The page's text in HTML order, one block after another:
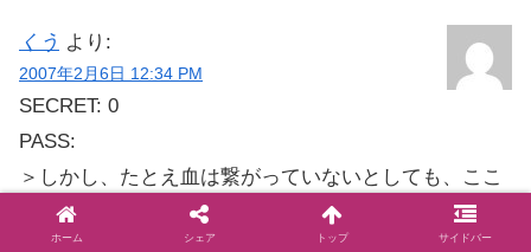
くう より:
2007年2月6日 12:34 PM
SECRET: 0
PASS:
＞しかし、たとえ血は繋がっていないとしても、ここ
まで親子で憎しみあうのは、良いことではないと思う
ホーム シェア トップ サイドバー